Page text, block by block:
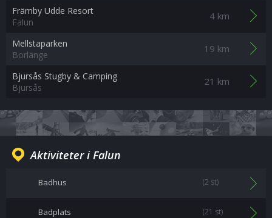
Främby Udde Resort
Falun
4 km
Mellstaparken
Borlänge
19 km
Bjursås Stugby & Camping
Bjursås
21 km
Aktiviteter i Falun
Badhus (2 st)
Badplats (21 st)